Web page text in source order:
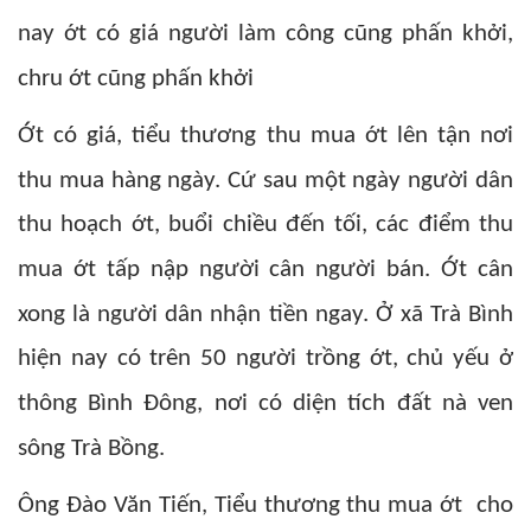
nay ớt có giá người làm công cũng phấn khởi,
chru ớt cũng phấn khởi
Ớt có giá, tiểu thương thu mua ớt lên tận nơi
thu mua hàng ngày. Cứ sau một ngày người dân
thu hoạch ớt, buổi chiều đến tối, các điểm thu
mua ớt tấp nập người cân người bán. Ớt cân
xong là người dân nhận tiền ngay. Ở xã Trà Bình
hiện nay có trên 50 người trồng ớt, chủ yếu ở
thông Bình Đông, nơi có diện tích đất nà ven
sông Trà Bồng.
Ông Đào Văn Tiến, Tiểu thương thu mua ớt cho